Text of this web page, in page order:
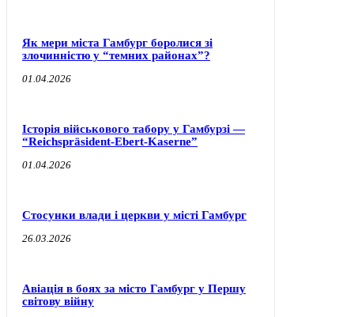
Як мери міста Гамбург боролися зі
злочинністю у “темних районах”?
01.04.2026
Історія військового табору у Гамбурзі —
“Reichspräsident-Ebert-Kaserne”
01.04.2026
Стосунки влади і церкви у місті Гамбург
26.03.2026
Авіація в боях за місто Гамбург у Першу
світову війну